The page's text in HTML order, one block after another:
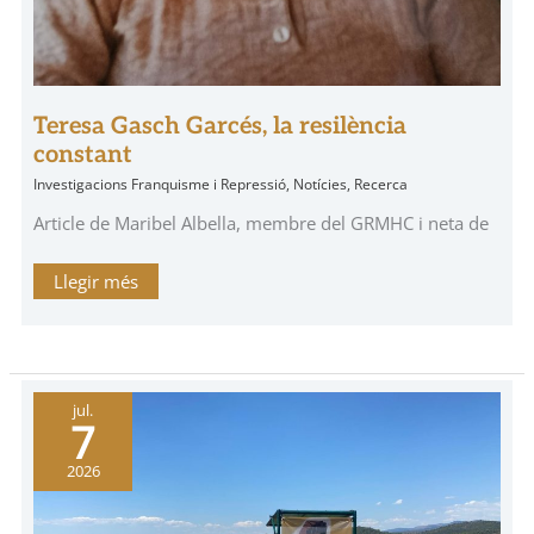
Teresa Gasch Garcés, la resilència
constant
Investigacions Franquisme i Repressió, Notícies, Recerca
Article de Maribel Albella, membre del GRMHC i neta de
Llegir més
jul.
7
2026
V
Homenatge
als
Combatents
Antifeixistes
en
Zucaina
amb